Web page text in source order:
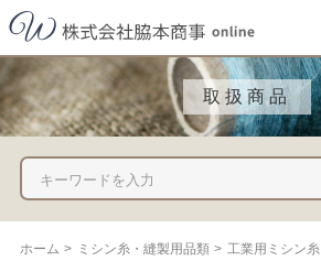
取扱商品
ホーム > ミシン糸・縫製用品類 > 工業用ミシン糸